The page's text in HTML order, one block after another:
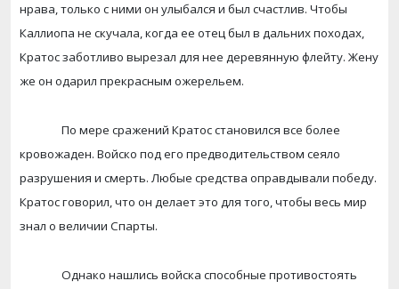
нрава, только с ними он улыбался и был счастлив. Чтобы
Каллиопа не скучала, когда ее отец был в дальних походах,
Кратос заботливо вырезал для нее деревянную флейту. Жену
же он одарил прекрасным ожерельем.
По мере сражений Кратос становился все более
кровожаден. Войско под его предводительством сеяло
разрушения и смерть. Любые средства оправдывали победу.
Кратос говорил, что он делает это для того, чтобы весь мир
знал о величии Спарты.
Однако нашлись войска способные противостоять